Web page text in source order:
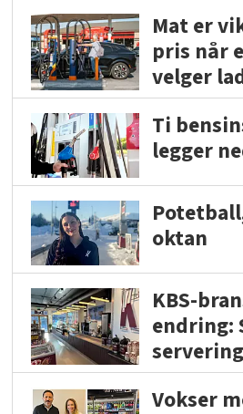
Mat er
pris når
velger
Ti
legger
oktan
KBS-
endring:
Vokser